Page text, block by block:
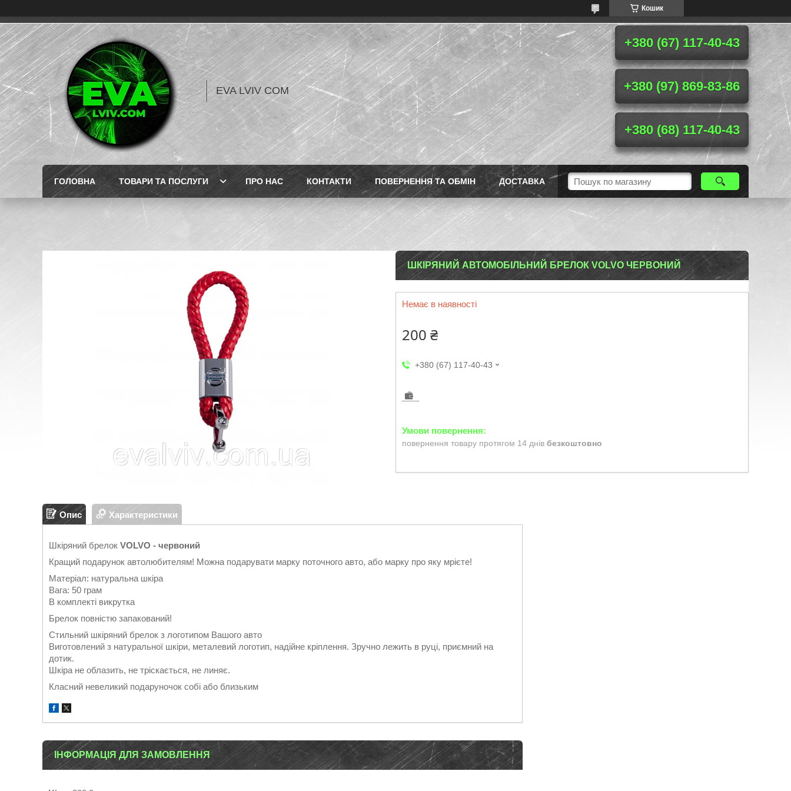
Кошик
EVA LVIV COM
+380 (67) 117-40-43
+380 (97) 869-83-86
+380 (68) 117-40-43
ГОЛОВНА ТОВАРИ ТА ПОСЛУГИ ПРО НАС КОНТАКТИ ПОВЕРНЕННЯ ТА ОБМІН ДОСТАВКА
ШКІРЯНИЙ АВТОМОБІЛЬНИЙ БРЕЛОК VOLVO ЧЕРВОНИЙ
Немає в наявності
200 ₴
+380 (67) 117-40-43
повернення товару протягом 14 днів безкоштовно
Опис Характеристики
Шкіряний брелок VOLVO - червоний
Кращий подарунок автолюбителям! Можна подарувати марку поточного авто, або марку про яку мрієте!
Матеріал: натуральна шкіра
Вага: 50 грам
В комплекті викрутка
Брелок повністю запакований!
Стильний шкіряний брелок з логотипом Вашого авто
Виготовлений з натуральної шкіри, металевий логотип, надійне кріплення. Зручно лежить в руці, приємний на
дотик.
Шкіра не облазить, не тріскається, не линяє.
Класний невеликий подаруночок собі або близьким
ІНФОРМАЦІЯ ДЛЯ ЗАМОВЛЕННЯ